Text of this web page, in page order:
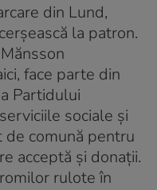
din Lund,
la patron.
face parte din
Partidului
sociale şi
comună pentru
acceptă şi donaţii.
rulote în